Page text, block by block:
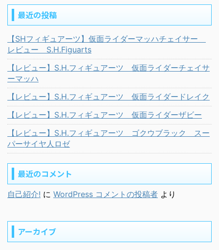
最近の投稿
【SHフィギュアーツ】仮面ライダーマッハチェイサー
レビュー S.H.Figuarts
【レビュー】S.H.フィギュアーツ 仮面ライダーチェイサ
ーマッハ
【レビュー】S.H.フィギュアーツ 仮面ライダードレイク
【レビュー】S.H.フィギュアーツ 仮面ライダーザビー
【レビュー】S.H.フィギュアーツ ゴクウブラック スー
パーサイヤ人ロゼ
最近のコメント
自己紹介! に WordPress コメントの投稿者 より
アーカイブ